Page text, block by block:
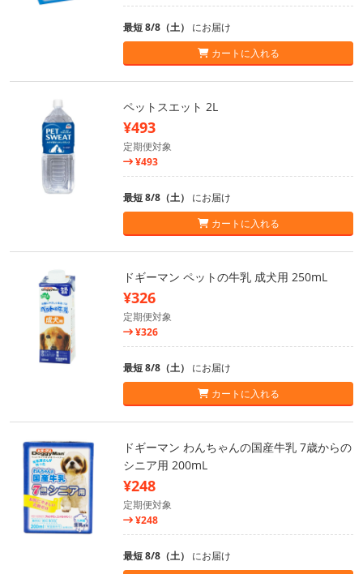
最短 8/8（土） にお届け
カートに入れる
ペットスエット 2L
¥493
定期便対象
¥493
最短 8/8（土） にお届け
カートに入れる
ドギーマン ペットの牛乳 成犬用 250mL
¥326
定期便対象
¥326
最短 8/8（土） にお届け
カートに入れる
ドギーマン わんちゃんの国産牛乳 7歳からの
シニア用 200mL
¥248
定期便対象
¥248
最短 8/8（土） にお届け